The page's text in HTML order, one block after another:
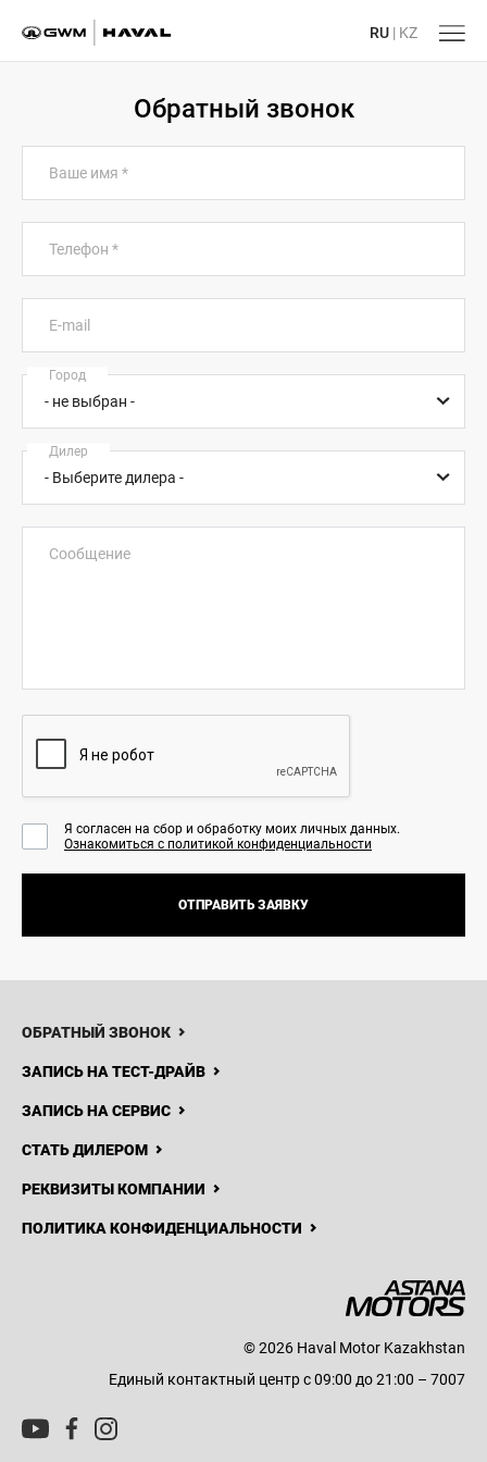
RU | KZ
Обратный звонок
Ваше имя *
Телефон *
E-mail
Город
Дилер
Сообщение
Я согласен на сбор и обработку моих личных данных.
Ознакомиться с политикой конфиденциальности
ОТПРАВИТЬ ЗАЯВКУ
ОБРАТНЫЙ ЗВОНОК
ЗАПИСЬ НА ТЕСТ-ДРАЙВ
ЗАПИСЬ НА СЕРВИС
СТАТЬ ДИЛЕРОМ
РЕКВИЗИТЫ КОМПАНИИ
ПОЛИТИКА КОНФИДЕНЦИАЛЬНОСТИ
© 2026 Haval Motor Kazakhstan
Единый контактный центр с 09:00 до 21:00 – 7007